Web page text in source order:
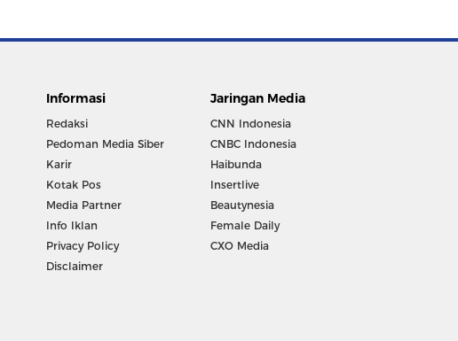
Informasi
Redaksi
Pedoman Media Siber
Karir
Kotak Pos
Media Partner
Info Iklan
Privacy Policy
Disclaimer
Jaringan Media
CNN Indonesia
CNBC Indonesia
Haibunda
Insertlive
Beautynesia
Female Daily
CXO Media